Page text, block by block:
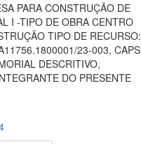
PARA CONSTRUÇÃO DE
I -TIPO DE OBRA CENTRO
TIPO DE RECURSO:
23-003, CAPS
DESCRITIVO,
DO PRESENTE